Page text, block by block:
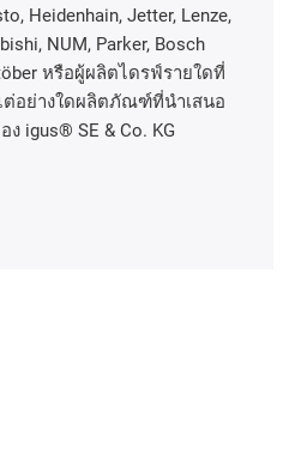
Heidenhain, Jetter, Lenze,
NUM, Parker, Bosch
หรือผู้ผลิตไดรฟ์รายใดที่
ต่อย่างใดผลิตภัณฑ์ที่นําเสนอ
igus® SE & Co. KG